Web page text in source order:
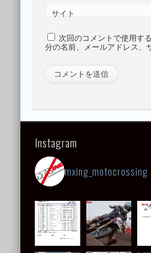
サイト
次回のコメントで使用す
分の名前、メールアドレス、
Instagram
mxing_motocrossing